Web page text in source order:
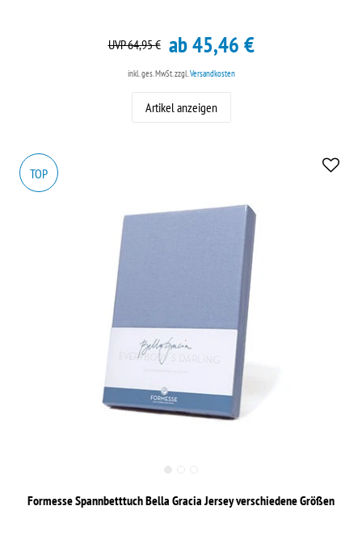
UVP 64,95 € ab 45,46 €
inkl. ges. MwSt.zzgl.Versandkosten
Artikel anzeigen
TOP
Formesse Spannbetttuch Bella Gracia Jersey verschiedene Größen